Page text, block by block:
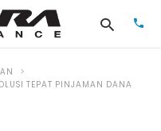
TEPAT PINJAMAN DANA